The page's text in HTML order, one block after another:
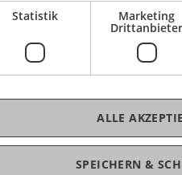
Kontext - Paragrafen und
Statistik Marketing
Drittanbieter
SPEICHERN &
ALLE